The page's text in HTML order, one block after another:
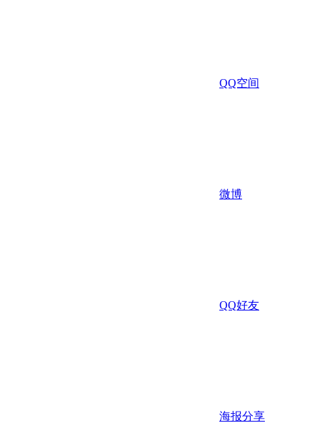
QQ空间
微博
QQ好友
海报分享